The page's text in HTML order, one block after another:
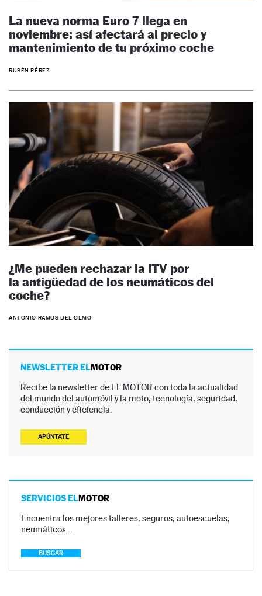
La nueva norma Euro 7 llega en
noviembre: así afectará al precio y
mantenimiento de tu próximo coche
RUBÉN PÉREZ
¿Me pueden rechazar la ITV por
la antigüedad de los neumáticos del
coche?
ANTONIO RAMOS DEL OLMO
NEWSLETTER ELMOTOR
Recibe la newsletter de EL MOTOR con toda la actualidad
del mundo del automóvil y la moto, tecnología, seguridad,
conducción y eficiencia.
APÚNTATE
SERVICIOS ELMOTOR
Encuentra los mejores talleres, seguros, autoescuelas,
neumáticos…
BUSCAR